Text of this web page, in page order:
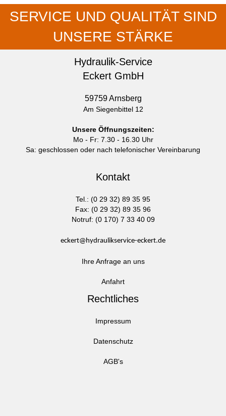
SERVICE UND QUALITÄT SIND
UNSERE STÄRKE
Hydraulik-Service
Eckert GmbH
59759 Arnsberg
Am Siegenbittel 12
Unsere Öffnungszeiten:
Mo - Fr: 7.30 - 16.30 Uhr
Sa: geschlossen oder nach telefonischer Vereinbarung
Kontakt
Tel.: (0 29 32) 89 35 95
Fax: (0 29 32) 89 35 96
Notruf: (0 170) 7 33 40 09
eckert@hydraulikservice-eckert.de
Ihre Anfrage an uns
Anfahrt
Rechtliches
Impressum
Datenschutz
AGB's